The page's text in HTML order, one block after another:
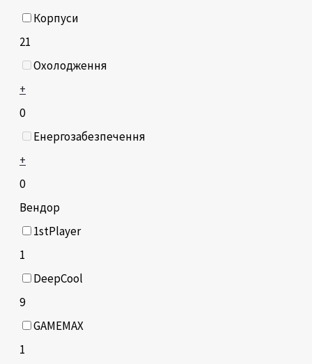
Корпуси
21
Охолодження
+
0
Енергозабезпечення
+
0
Вендор
1stPlayer
1
DeepCool
9
GAMEMAX
1